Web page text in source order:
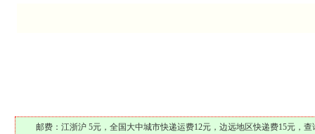
邮费：江浙沪 5元，全国大中城市快递运费12元，边远地区快递费15元，查